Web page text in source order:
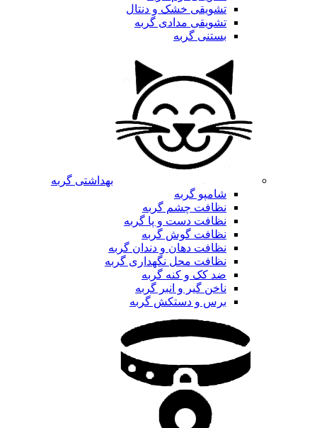
تشویقی خشک و دنتال
تشویقی مدادی گربه
بستنی گربه
بهداشتی گربه
شامپو گربه
نظافت چشم گربه
نظافت دست و پا گربه
نظافت گوش گربه
نظافت دهان و دندان گربه
نظافت محل نگهداری گربه
ضد کک و کنه گربه
ناخن گیر و انبر گربه
برس و دستکش گربه